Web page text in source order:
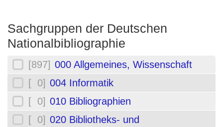
Sachgruppen der Deutschen
Nationalbibliographie
[897] 000 Allgemeines, Wissenschaft
[ 0] 004 Informatik
[ 0] 010 Bibliographien
[ 0] 020 Bibliotheks- und